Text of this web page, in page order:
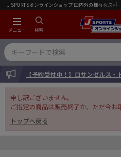
メニュー 検索
INFORMATION【予約受付中！】ロサンゼルス
申し訳ございません。
ご指定の商品は販売終了か、ただ今お
トップへ戻る